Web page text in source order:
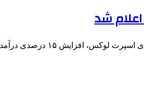
شد
درآمد در سه‌ ماهه اول سال ۲۰۲۵ را گزارش کرد…